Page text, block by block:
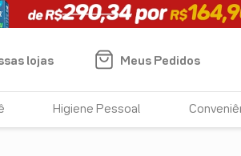
lojas
Meus Pedidos
Higiene Pessoal